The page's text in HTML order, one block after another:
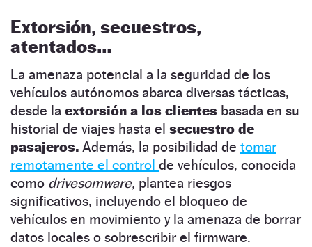
Extorsión, secuestros,
atentados…
La amenaza potencial a la seguridad de los
vehículos autónomos abarca diversas tácticas,
desde la extorsión a los clientes basada en su
historial de viajes hasta el secuestro de
pasajeros. Además, la posibilidad de tomar
remotamente el control de vehículos, conocida
como drivesomware, plantea riesgos
significativos, incluyendo el bloqueo de
vehículos en movimiento y la amenaza de borrar
datos locales o sobrescribir el firmware.